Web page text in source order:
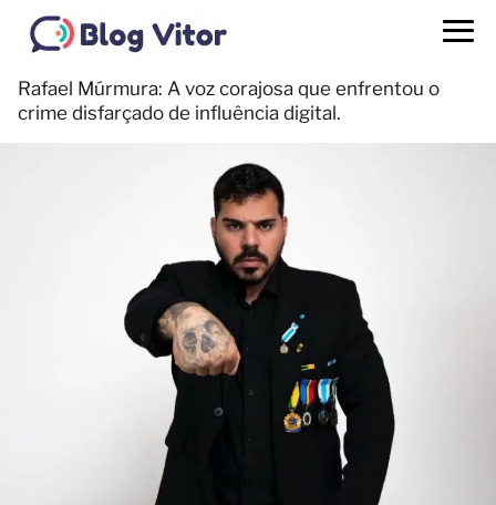
Rafael Múrmura: A voz corajosa que enfrentou o
crime disfarçado de influência digital.